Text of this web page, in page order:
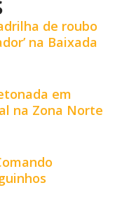
de roubo
na Baixada
em
na Zona Norte